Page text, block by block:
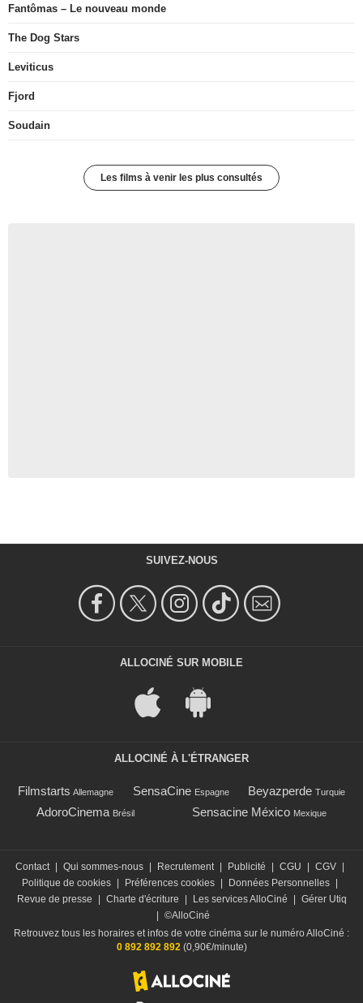
Fantômas – Le nouveau monde
The Dog Stars
Leviticus
Fjord
Soudain
Les films à venir les plus consultés
SUIVEZ-NOUS
ALLOCINÉ SUR MOBILE
ALLOCINÉ À L'ÉTRANGER
Filmstarts Allemagne SensaCine Espagne Beyazperde Turquie
AdoroCinema Brésil Sensacine México Mexique
Contact | Qui sommes-nous | Recrutement | Publicité | CGU | CGV |
Politique de cookies | Préférences cookies | Données Personnelles |
Revue de presse
| Charte d'écriture | Les services AlloCiné | Gérer Utiq
| ©AlloCiné
Retrouvez tous les horaires et infos de votre cinéma sur le numéro AlloCiné :
0 892 892 892(0,90€/minute)